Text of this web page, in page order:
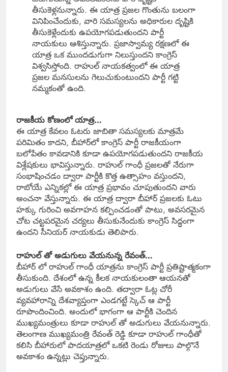
తీసుకెళ్లనున్నారు. ఈ యాత్ర ప్రజల గొంతును బలంగా
వినిపించేందుకు, వారి సమస్యలను అధికారుల దృష్టికి
తీసుకెళ్లేందుకు ఉపయోగపడుతుందని పార్టీ
నాయకులు ఆశిస్తున్నారు. ప్రజాస్వామ్య రక్షణలో ఈ
యాత్ర ఒక ముందడుగుగా నిలుస్తుందని కాంగ్రెస్
విశ్వసిస్తోంది. రాహుల్ నాయకత్వంలో ఈ యాత్ర
ప్రజల మనసులను గెలుచుకుంటుందని పార్టీ గట్టి
నమ్మకంతో ఉంది.
రాజకీయ కోణంలో యాత్ర…
ఈ యాత్ర కేవలం ఓటరు జాబితా సమస్యలకు మాత్రమే
పరిమితం కాదని, బీహార్‌లో కాంగ్రెస్ పార్టీ రాజకీయంగా
బలోపేతం కావడానికి కూడా ఉపయోగపడుతుందని రాజకీయ
విశ్లేషకులు భావిస్తున్నారు. రాహుల్ గాంధీ ప్రజలతో నేరుగా
సంభాషించడం ద్వారా పార్టీకి కొత్త ఉత్సాహం వస్తుందని,
రాబోయే ఎన్నికల్లో ఈ యాత్ర ప్రభావం చూపుతుందని వారు
అంచనా వేస్తున్నారు. ఈ యాత్ర ద్వారా బీహార్ ప్రజలకు ఓటు
హక్కు గురించి అవగాహన కల్పించడంతో పాటు, అవసరమైన
చోట చట్టపరమైన చర్యలు తీసుకునేందుకు కాంగ్రెస్ సిద్ధంగా
ఉందని సీనియర్ నాయకుడు తెలిపారు.
రాహుల్ తో అడుగులు వేయనున్న రేవంత్…
బీహార్ లో రాహుల్ గాంధీ యాత్రను కాంగ్రెస్ పార్టీ ప్రతిష్టాత్మకంగా
తీసుకుంది. దేశంలో ఉన్న కీలక నాయకులంతా ఆయనతో
అడుగులు వేసే అవకాశం ఉంది. తద్వారా ఓట్ల చోరీ
వ్యవహారాన్ని దేశవ్యాప్తంగా ఎండగట్టే స్కెచ్ ఆ పార్టీ
రూపొందించింది. అందులో భాగంగా ఆ పార్టీకి చెందిన
ముఖ్యమంత్రులు కూడా రాహుల్ తో అడుగులు వేయనున్నారు.
తెలంగాణ ముఖ్యమంత్రి రేవంత్ రెడ్డి కూడా రాహుల్ గాంధీతో
కలిసి బీహారులో పాదయాత్రలో ఒకటి రెండు రోజులు పాల్గొనే
అవకాశం ఉన్నట్లు చెప్తున్నారు.